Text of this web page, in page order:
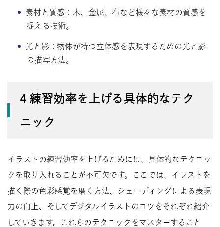
素材と質感：木、金属、布など様々な素材の質感を
捉える技術。
光と影：物体が持つ立体感を表現するための光と影
の描写方法。
4 練習効率を上げる具体的なテク
ニック
イラストの練習効率を上げるためには、具体的なテクニッ
クを取り入れることが不可欠です。ここでは、イラストを
描く際の色彩感覚を磨く方法、シェーディングによる表現
力の向上、そしてデジタルイラストのコツをそれぞれ紹介
していきます。これらのテクニックをマスターすること